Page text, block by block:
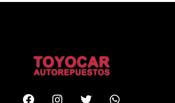
FacebookInstagram
TwitterWhatsapp